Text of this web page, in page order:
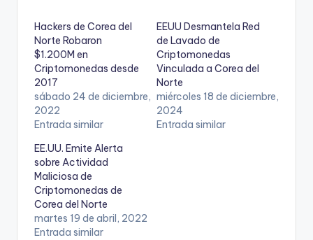
Hackers de Corea del
Norte Robaron
$1.200M en
Criptomonedas desde
2017
sábado 24 de diciembre,
2022
Entrada similar
EEUU Desmantela Red
de Lavado de
Criptomonedas
Vinculada a Corea del
Norte
miércoles 18 de diciembre,
2024
Entrada similar
EE.UU. Emite Alerta
sobre Actividad
Maliciosa de
Criptomonedas de
Corea del Norte
martes 19 de abril, 2022
Entrada similar